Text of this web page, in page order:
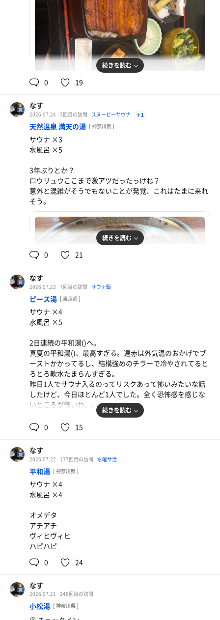
パワフルまぜそば
初めて食べたけどニンニクダブルに全てをかき消され
て何がパワフルなんだか
うな重
龍苑チャレンジ失敗したからうなぎ(なぜ)
続きを読む
0 19
なす
2026.07.24 3回目の訪問 スヌーピーサウナ ＋1
天然温泉 満天の湯 [ 神奈川県 ]
サウナ ×3
水風呂 ×5
3年ぶりとか？
ロウリュウここまで激アツだったっけね？
意外と混雑がそうでもないことが発覚、これはたまに来れ
そう。
おやどり
っぱおやなんよ
続きを読む
0 21
なす
2026.07.23 7回目の訪問 サウナ飯
ピース湯 [ 東京都 ]
サウナ ×4
水風呂 ×5
2日連続の平和湯()へ。
真夏の平和湯()、最高すぎる。遠赤は外気温のおかげでブ
ーストかかってるし、結構強めのチラーで冷やされてると
ろとろ軟水たまらんすぎる。
昨日1人でサウナ入るのってリスクあって怖いみたいな話
したけど、今日ほとんど1人でした。全く恐怖感を感じな
いところが怖いわ、、
裏チャーシュー麺
腹パンすぐる、、、
続きを読む
0 15
なす
2026.07.22 137回目の訪問 水曜サ活
平和湯 [ 神奈川県 ]
サウナ ×4
水風呂 ×4
オメデタ
アチアチ
ヴィヒヴィヒ
ハピハピ
0
24
なす
2026.07.21 248回目の訪問
小松湯 [ 神奈川県 ]